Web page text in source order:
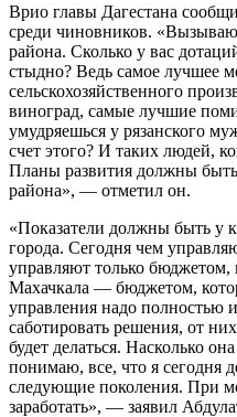
Врио главы Дагестана
среди чиновников.
района. Сколько у вас
стыдно? Ведь самое лучшее
сельскохозяйственного
виноград, самые лучшие
умудряешься у рязанского
счет этого? И таких людей,
Планы развития должны
района», — отметил он.
«Показатели должны быть у
города. Сегодня чем
управляют только бюджетом,
Махачкала — бюджетом,
управления надо полностью
саботировать решения, от
будет делаться. Насколько
понимаю, все, что я сегодня
следующие поколения. При
заработать», — заявил